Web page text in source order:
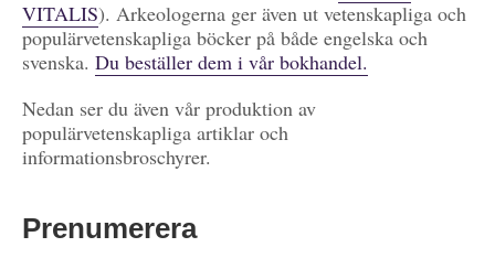
VITALIS). Arkeologerna ger även ut vetenskapliga och
populärvetenskapliga böcker på både engelska och
svenska. Du beställer dem i vår bokhandel.
Nedan ser du även vår produktion av
populärvetenskapliga artiklar och
informationsbroschyrer.
Prenumerera